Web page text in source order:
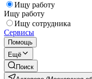
Ищу работу
Ищу работу
Ищу сотрудника
Сервисы
Помощь
Ещё
Поиск